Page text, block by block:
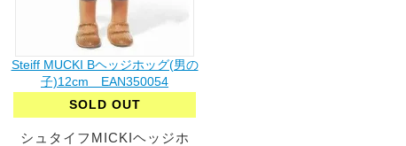
Steiff MUCKI Bヘッジホッグ(男の
子)12cm EAN350054
SOLD OUT
シュタイフMICKIヘッジホ